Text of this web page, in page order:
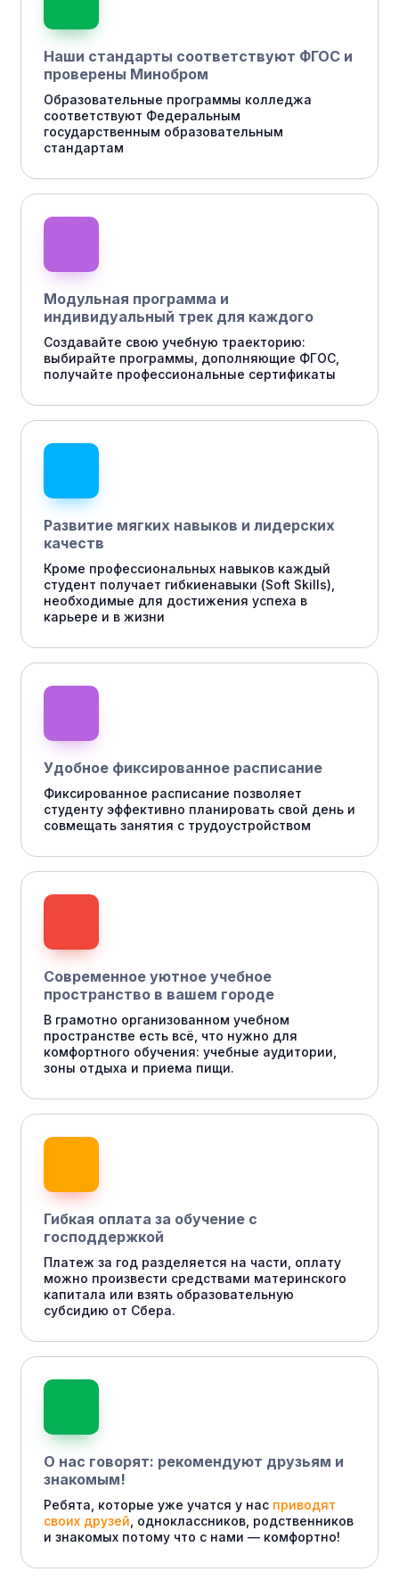
Наши стандарты соответствуют ФГОС и
проверены Минобром
Образовательные программы колледжа
соответствуют Федеральным
государственным образовательным
стандартам
Модульная программа и
индивидуальный трек для каждого
Создавайте свою учебную траекторию:
выбирайте программы, дополняющие ФГОС,
получайте профессиональные сертификаты
Развитие мягких навыков и лидерских
качеств
Кроме профессиональных навыков каждый
студент получает гибкиенавыки (Soft Skills),
необходимые для достижения успеха в
карьере и в жизни
Удобное фиксированное расписание
Фиксированное расписание позволяет
студенту эффективно планировать свой день и
совмещать занятия с трудоустройством
Современное уютное учебное
пространство в вашем городе
В грамотно организованном учебном
пространстве есть всё, что нужно для
комфортного обучения: учебные аудитории,
зоны отдыха и приема пищи.
Гибкая оплата за обучение с
господдержкой
Платеж за год разделяется на части, оплату
можно произвести средствами материнского
капитала или взять образовательную
субсидию от Сбера.
О нас говорят: рекомендуют друзьям и
знакомым!
Ребята, которые уже учатся у нас приводят
своих друзей , одноклассников, родственников
и знакомых потому что с нами — комфортно!